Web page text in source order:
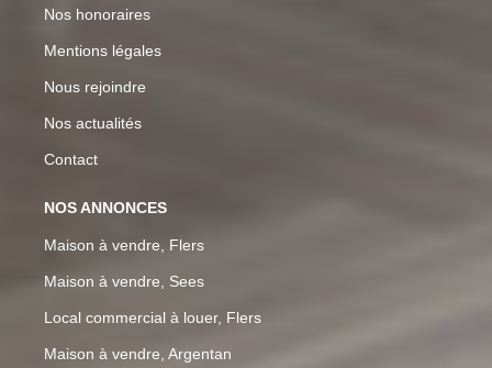
Nos honoraires
Mentions légales
Nous rejoindre
Nos actualités
Contact
NOS ANNONCES
Maison à vendre, Flers
Maison à vendre, Sees
Local commercial à louer, Flers
Maison à vendre, Argentan